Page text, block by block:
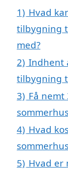
1) Hvad
tilbygning
med?
2) Indhent
tilbygning
3) Få
4) Hvad
5) Hvad er